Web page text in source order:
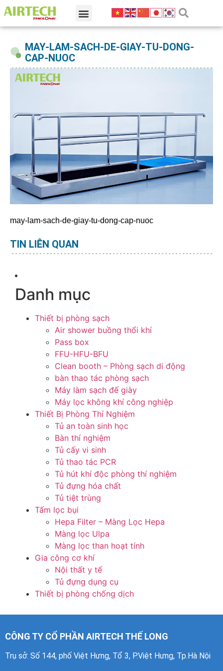
MAY-LAM-SACH-DE-GIAY-TU-DONG-
CAP-NUOC
may-lam-sach-de-giay-tu-dong-cap-nuoc
TIN LIÊN QUAN
Danh mục
Thiết bị phòng sạch
Air shower buồng thổi khí
Pass box
FFU-HFU-BFU
Clean booth – Phòng sạch di động
bàn thao tác phòng sạch
Máy làm sạch đế giày
Máy lọc không khí công nghiệp
Thiết Bị Phòng Thí Nghiệm
Tủ an toàn sinh học
Bàn thí nghiệm
Tủ cấy vi sinh
Tủ thao tác PCR
Tủ hút khí độc phòng thí nghiệm
Tủ đựng hóa chất
Tủ tiệt trùng
Tấm lọc bụi
Hepa Filter – Màng Lọc Hepa
Màng lọc Ulpa
Màng lọc than hoạt tính
Gia công cơ khí
Nội thất y tế
Tủ đựng dụng cụ
Thiết bị phòng chống dịch
CÔNG TY CỔ PHẦN AIRTECH THẾ LONG
Trụ sở: Số 144, phố Việt Hưng, Tổ 3, P.Việt Hưng, Tp.Hà Nội